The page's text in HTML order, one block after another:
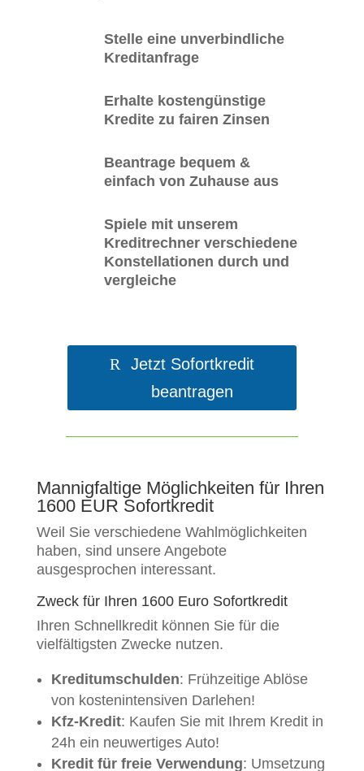
Stelle eine unverbindliche
Kreditanfrage
Erhalte kostengünstige
Kredite zu fairen Zinsen
Beantrage bequem &
einfach von Zuhause aus
Spiele mit unserem
Kreditrechner verschiedene
Konstellationen durch und
vergleiche
Jetzt Sofortkredit
beantragen
Mannigfaltige Möglichkeiten für Ihren
1600 EUR Sofortkredit
Weil Sie verschiedene Wahlmöglichkeiten
haben, sind unsere Angebote
ausgesprochen interessant.
Zweck für Ihren 1600 Euro Sofortkredit
Ihren Schnellkredit können Sie für die
vielfältigsten Zwecke nutzen.
Kreditumschulden: Frühzeitige Ablöse
von kostenintensiven Darlehen!
Kfz-Kredit: Kaufen Sie mit Ihrem Kredit in
24h ein neuwertiges Auto!
Kredit für freie Verwendung: Umsetzung